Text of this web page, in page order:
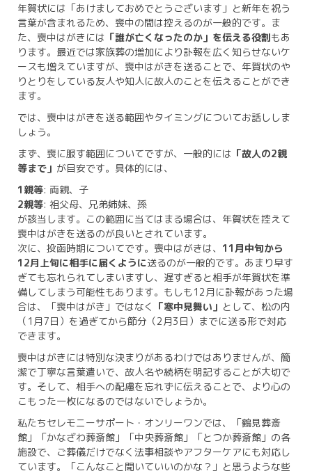
年賀状には「あけましておめでとうございます」と新年を祝う
言葉が含まれるため、喪中の間は控えるのが一般的です。ま
た、喪中はがきには 「誰が亡くなったのか」を伝える役割もあ
ります。最近では家族葬の増加により訃報を広く知らせないケ
ースも増えていますが、喪中はがきを送ることで、年賀状のや
りとりをしている友人や知人に故人のことを伝えることができ
ます。
では、喪中はがきを送る範囲やタイミングについてお話ししま
しょう。
まず、喪に服す範囲についてですが、一般的には 「故人の2親
等まで」 が目安です。具体的には、
1親等: 両親、子
2親等: 祖父母、兄弟姉妹、孫
が該当します。この範囲に当てはまる場合は、年賀状を控えて
喪中はがきを送るのが良いとされています。
次に、投函時期についてです。喪中はがきは、 11月中旬から
12月上旬に相手に届くように送るのが一般的です。あまり早す
ぎても忘れられてしまいますし、遅すぎると相手が年賀状を準
備してしまう可能性もあります。もしも12月に訃報があった場
合は、「喪中はがき」ではなく 「寒中見舞い」 として、松の内
（1月7日）を過ぎてから節分（2月3日）までに送る形で対応
できます。
喪中はがきには特別な決まりがあるわけではありませんが、簡
潔で丁寧な言葉遣いで、故人名や続柄を明記することが大切で
す。そして、相手への配慮を忘れずに伝えることで、より心の
こもった一枚になるのではないでしょうか。
私たちセレモニーサポート・オンリーワンでは、「鶴見葬斎
館」「かなざわ葬斎館」「中央葬斎館」「とつか葬斎館」の各
施設で、ご葬儀だけでなく法事相談やアフターケアにも対応し
ています。「こんなこと聞いていいのかな？」と思うような些